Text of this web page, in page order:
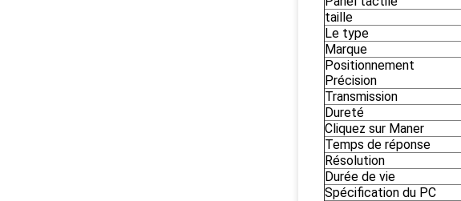
taille
Le type
Marque
Positionnement
Précision
Transmission
Dureté
Cliquez sur Maner
Temps de réponse
Résolution
Durée de vie
Spécification du PC